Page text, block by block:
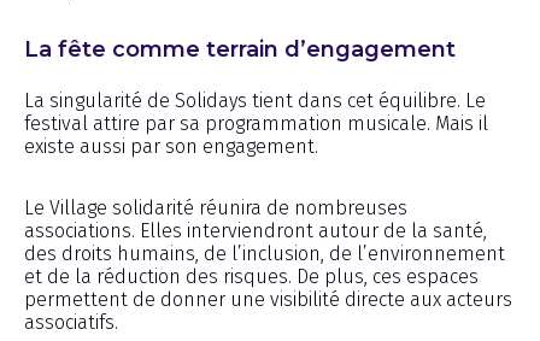
La fête comme terrain d’engagement
La singularité de Solidays tient dans cet équilibre. Le
festival attire par sa programmation musicale. Mais il
existe aussi par son engagement.
Le Village solidarité réunira de nombreuses
associations. Elles interviendront autour de la santé,
des droits humains, de l’inclusion, de l’environnement
et de la réduction des risques. De plus, ces espaces
permettent de donner une visibilité directe aux acteurs
associatifs.